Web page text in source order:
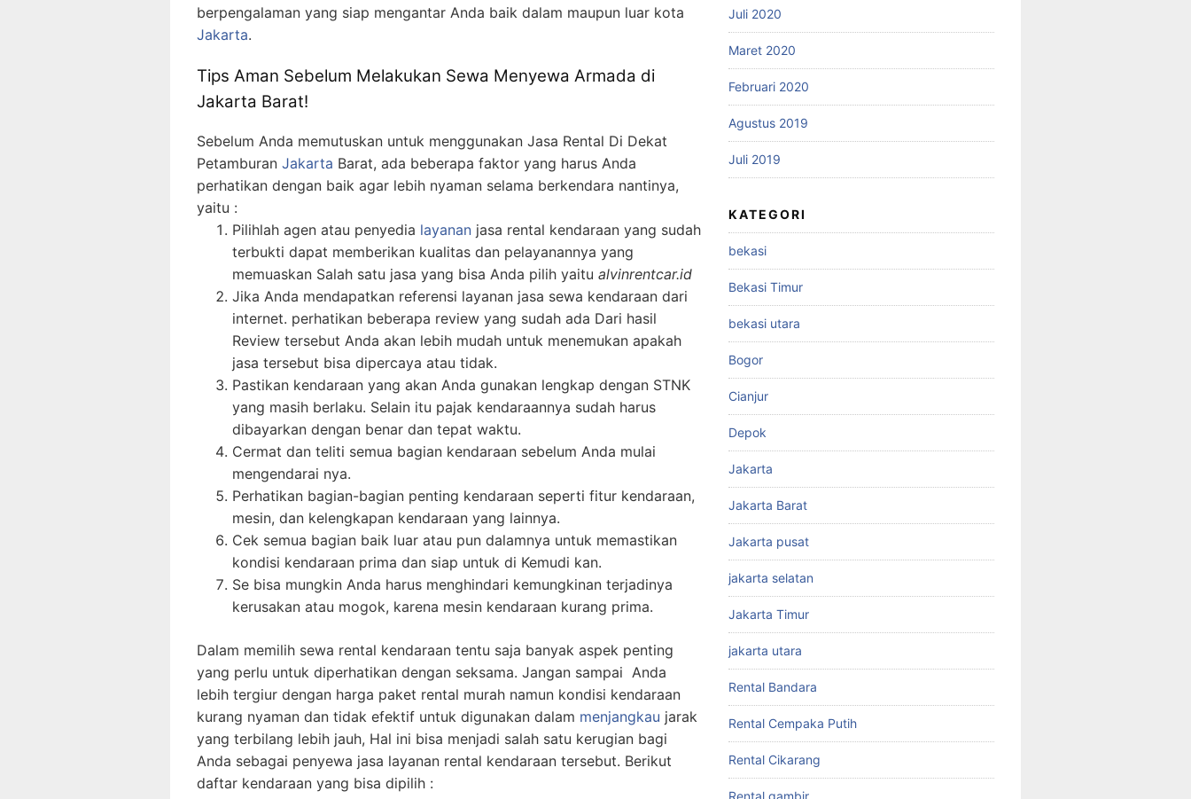
berpengalaman yang siap mengantar Anda baik dalam maupun luar kota
Jakarta.
Tips Aman Sebelum Melakukan Sewa Menyewa Armada di
Jakarta Barat!
Sebelum Anda memutuskan untuk menggunakan Jasa Rental Di Dekat
Petamburan Jakarta Barat, ada beberapa faktor yang harus Anda
perhatikan dengan baik agar lebih nyaman selama berkendara nantinya,
yaitu :
Pilihlah agen atau penyedia layanan jasa rental kendaraan yang sudah
terbukti dapat memberikan kualitas dan pelayanannya yang
memuaskan Salah satu jasa yang bisa Anda pilih yaitu alvinrentcar.id
Jika Anda mendapatkan referensi layanan jasa sewa kendaraan dari
internet. perhatikan beberapa review yang sudah ada Dari hasil
Review tersebut Anda akan lebih mudah untuk menemukan apakah
jasa tersebut bisa dipercaya atau tidak.
Pastikan kendaraan yang akan Anda gunakan lengkap dengan STNK
yang masih berlaku. Selain itu pajak kendaraannya sudah harus
dibayarkan dengan benar dan tepat waktu.
Cermat dan teliti semua bagian kendaraan sebelum Anda mulai
mengendarai nya.
Perhatikan bagian-bagian penting kendaraan seperti fitur kendaraan,
mesin, dan kelengkapan kendaraan yang lainnya.
Cek semua bagian baik luar atau pun dalamnya untuk memastikan
kondisi kendaraan prima dan siap untuk di Kemudi kan.
Se bisa mungkin Anda harus menghindari kemungkinan terjadinya
kerusakan atau mogok, karena mesin kendaraan kurang prima.
Dalam memilih sewa rental kendaraan tentu saja banyak aspek penting
yang perlu untuk diperhatikan dengan seksama. Jangan sampai Anda
lebih tergiur dengan harga paket rental murah namun kondisi kendaraan
kurang nyaman dan tidak efektif untuk digunakan dalam menjangkau jarak
yang terbilang lebih jauh, Hal ini bisa menjadi salah satu kerugian bagi
Anda sebagai penyewa jasa layanan rental kendaraan tersebut. Berikut
daftar kendaraan yang bisa dipilih :
Juli 2020
Maret 2020
Februari 2020
Agustus 2019
Juli 2019
KATEGORI
bekasi
Bekasi Timur
bekasi utara
Bogor
Cianjur
Depok
Jakarta
Jakarta Barat
Jakarta pusat
jakarta selatan
Jakarta Timur
jakarta utara
Rental Bandara
Rental Cempaka Putih
Rental Cikarang
Rental gambir